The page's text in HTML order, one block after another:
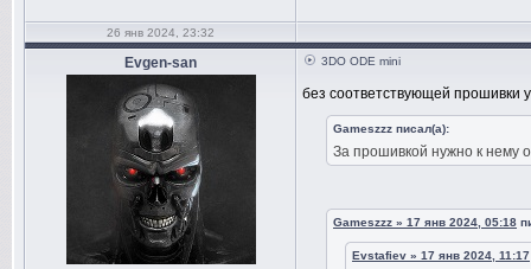
26 янв 2024, 23:32
Evgen-san 3DO ODE mini
без соответствующей прошивки
Gameszzz писал(а):
За прошивкой нужно к нему
Gameszzz » 17 янв 2024, 05:18
Evstafiev » 17 янв 2024, 11:17